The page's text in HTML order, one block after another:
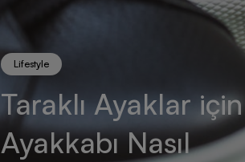
Lifestyle
Taraklı Ayaklar için
Ayakkabı Nasıl